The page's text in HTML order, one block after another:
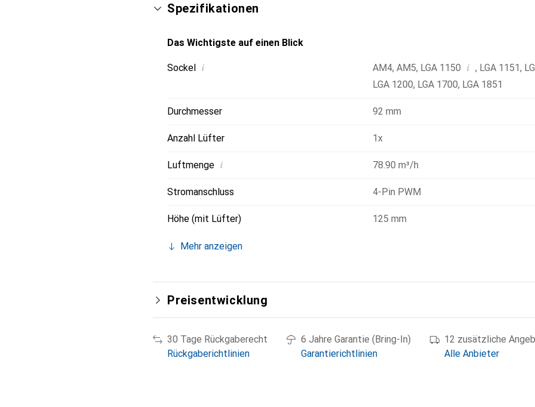
Spezifikationen
Das Wichtigste auf einen Blick
Sockel i AM4, AM5, LGA 1150 i , LGA 1151,
LGA 1200, LGA 1700, LGA 1851
Durchmesser 92 mm
Anzahl Lüfter 1x
Luftmenge i 78.90 m³/h
Stromanschluss 4-Pin PWM
Höhe (mit Lüfter) 125 mm
Mehr anzeigen
Preisentwicklung
30 Tage Rückgaberecht
Rückgaberichtlinien
6 Jahre Garantie (Bring-In)
Garantierichtlinien
12 zusätzliche
Alle Anbieter